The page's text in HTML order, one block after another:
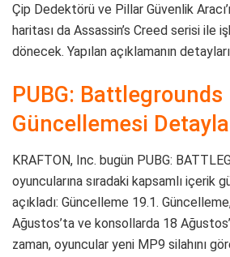
Çip Dedektörü ve Pillar Güvenlik
haritası da Assassin’s Creed serisi ile
dönecek. Yapılan açıklamanın
PUBG: Battlegrounds
Güncellemesi
KRAFTON, Inc. bugün PUBG:
oyuncularına sıradaki kapsamlı içerik
açıkladı: Güncelleme 19.1.
Ağustos’ta ve konsollarda 18
zaman, oyuncular yeni MP9 silahını